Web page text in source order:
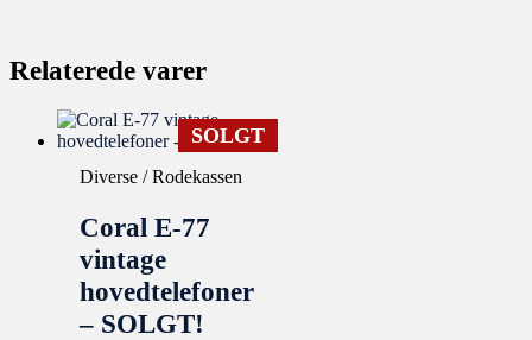
Relaterede varer
SOLGT
Diverse / Rodekassen
Coral E-77
vintage
hovedtelefoner
– SOLGT!